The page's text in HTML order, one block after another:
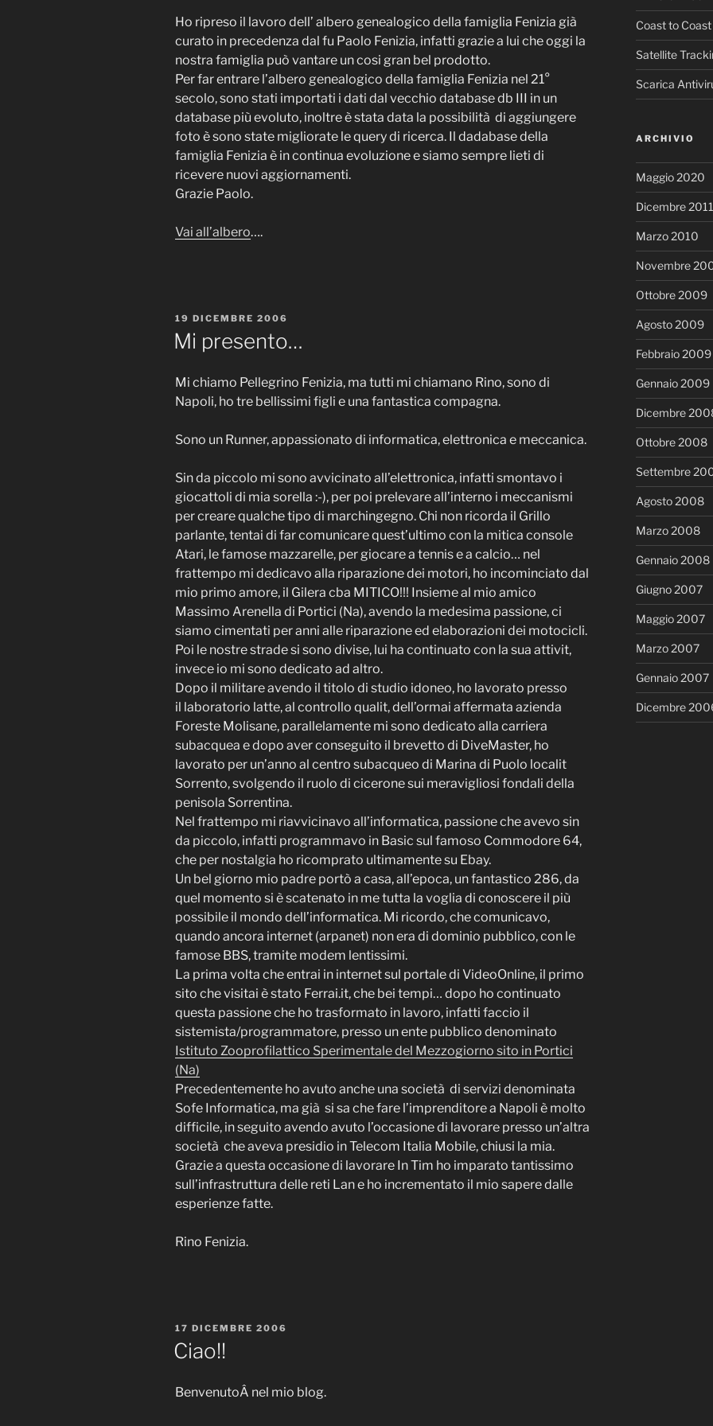
Ho ripreso il lavoro dell’ albero genealogico della famiglia Fenizia già
curato in precedenza dal fu Paolo Fenizia, infatti grazie a lui che oggi la
nostra famiglia può vantare un cosi gran bel prodotto.
Per far entrare l’albero genealogico della famiglia Fenizia nel 21°
secolo, sono stati importati i dati dal vecchio database db III in un
database più evoluto, inoltre è stata data la possibilità di aggiungere
foto è sono state migliorate le query di ricerca. Il dadabase della
famiglia Fenizia è in continua evoluzione e siamo sempre lieti di
ricevere nuovi aggiornamenti.
Grazie Paolo.
Vai all’albero….
PUBBLICATO
IL
19 DICEMBRE 2006
Mi presento…
Mi chiamo Pellegrino Fenizia, ma tutti mi chiamano Rino, sono di
Napoli, ho tre bellissimi figli e una fantastica compagna.
Sono un Runner, appassionato di informatica, elettronica e meccanica.
Sin da piccolo mi sono avvicinato all’elettronica, infatti smontavo i
giocattoli di mia sorella :-), per poi prelevare all’interno i meccanismi
per creare qualche tipo di marchingegno. Chi non ricorda il Grillo
parlante, tentai di far comunicare quest’ultimo con la mitica console
Atari, le famose mazzarelle, per giocare a tennis e a calcio… nel
frattempo mi dedicavo alla riparazione dei motori, ho incominciato dal
mio primo amore, il Gilera cba MITICO!!! Insieme al mio amico
Massimo Arenella di Portici (Na), avendo la medesima passione, ci
siamo cimentati per anni alle riparazione ed elaborazioni dei motocicli.
Poi le nostre strade si sono divise, lui ha continuato con la sua attivit,
invece io mi sono dedicato ad altro.
Dopo il militare avendo il titolo di studio idoneo, ho lavorato presso
il laboratorio latte, al controllo qualit, dell’ormai affermata azienda
Foreste Molisane, parallelamente mi sono dedicato alla carriera
subacquea e dopo aver conseguito il brevetto di DiveMaster, ho
lavorato per un’anno al centro subacqueo di Marina di Puolo localit
Sorrento, svolgendo il ruolo di cicerone sui meravigliosi fondali della
penisola Sorrentina.
Nel frattempo mi riavvicinavo all’informatica, passione che avevo sin
da piccolo, infatti programmavo in Basic sul famoso Commodore 64,
che per nostalgia ho ricomprato ultimamente su Ebay.
Un bel giorno mio padre portò a casa, all’epoca, un fantastico 286, da
quel momento si è scatenato in me tutta la voglia di conoscere il più
possibile il mondo dell’informatica. Mi ricordo, che comunicavo,
quando ancora internet (arpanet) non era di dominio pubblico, con le
famose BBS, tramite modem lentissimi.
La prima volta che entrai in internet sul portale di VideoOnline, il primo
sito che visitai è stato Ferrai.it, che bei tempi… dopo ho continuato
questa passione che ho trasformato in lavoro, infatti faccio il
sistemista/programmatore, presso un ente pubblico denominato
Istituto Zooprofilattico Sperimentale del Mezzogiorno sito in Portici
(Na)
Precedentemente ho avuto anche una società di servizi denominata
Sofe Informatica, ma già si sa che fare l’imprenditore a Napoli è molto
difficile, in seguito avendo avuto l’occasione di lavorare presso un’altra
società che aveva presidio in Telecom Italia Mobile, chiusi la mia.
Grazie a questa occasione di lavorare In Tim ho imparato tantissimo
sull’infrastruttura delle reti Lan e ho incrementato il mio sapere dalle
esperienze fatte.
Rino Fenizia.
PUBBLICATO
IL
17 DICEMBRE 2006
Ciao!!
BenvenutoÂ nel mio blog.
Coast to
Satellite
Scarica
ARCHIVIO
Maggio 2020
Dicembre 2011
Marzo 2010
Novembre
Ottobre 2009
Agosto 2009
Febbraio 2009
Gennaio 2009
Dicembre
Ottobre 2008
Settembre
Agosto 2008
Marzo 2008
Gennaio 2008
Giugno 2007
Maggio 2007
Marzo 2007
Gennaio 2007
Dicembre